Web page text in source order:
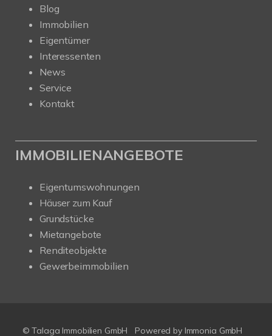
Blog
Immobilien
Eigentümer
Interessenten
News
Service
Kontakt
IMMOBILIENANGEBOTE
Eigentumswohnungen
Häuser zum Kauf
Grundstücke
Mietangebote
Renditeobjekte
Gewerbeimmobilien
© Talaga Immobilien GmbH Powered by Immonia GmbH